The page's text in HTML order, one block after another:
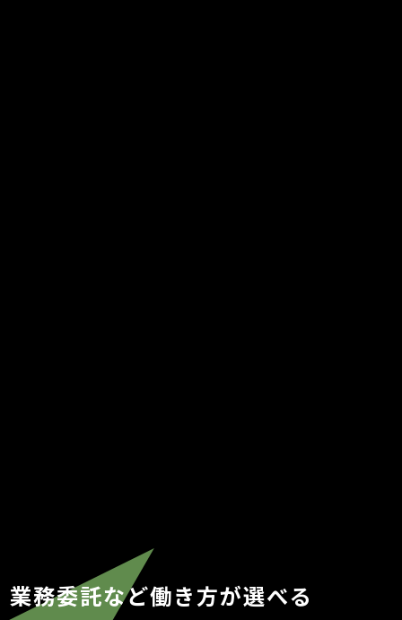
業務委託など働き方が選べる